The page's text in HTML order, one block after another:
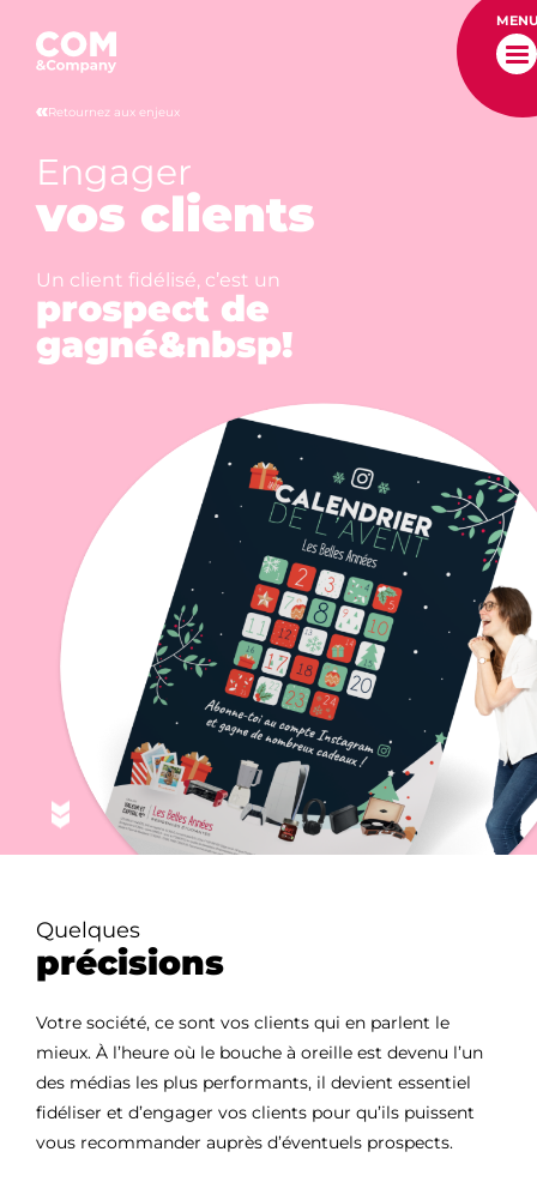
Retournez aux enjeux
Engager
vos clients
Un client fidélisé, c’est un
prospect de
gagné&nbsp!
Quelques
précisions
Votre société, ce sont vos clients qui en parlent le
mieux. À l’heure où le bouche à oreille est devenu l’un
des médias les plus performants, il devient essentiel
fidéliser et d’engager vos clients pour qu’ils puissent
vous recommander auprès d’éventuels prospects.